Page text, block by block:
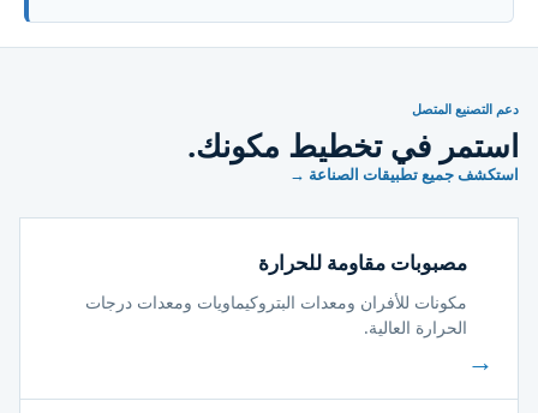
دعم التصنيع المتصل
استمر في تخطيط مكونك.
استكشف جميع تطبيقات الصناعة →
مصبوبات مقاومة للحرارة
مكونات للأفران ومعدات البتروكيماويات ومعدات درجات
الحرارة العالية.
→